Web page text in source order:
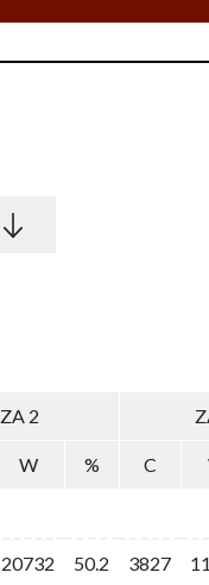
ZA 2
W % C
20732 50.2 3827
ZA 2
W % C
20732 50.2 3827